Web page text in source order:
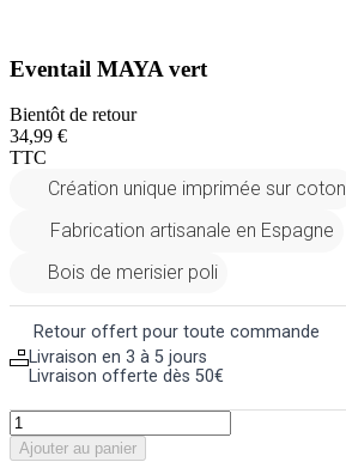
Eventail MAYA vert
Bientôt de retour
34,99 €
TTC
Création unique imprimée sur coton
Fabrication artisanale en Espagne
Bois de merisier poli
Retour offert pour toute commande
Livraison en 3 à 5 jours
Livraison offerte dès 50€
Ajouter au panier